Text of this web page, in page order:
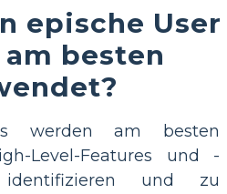
epische User
besten
werden am besten
Level-Features und -
und zu